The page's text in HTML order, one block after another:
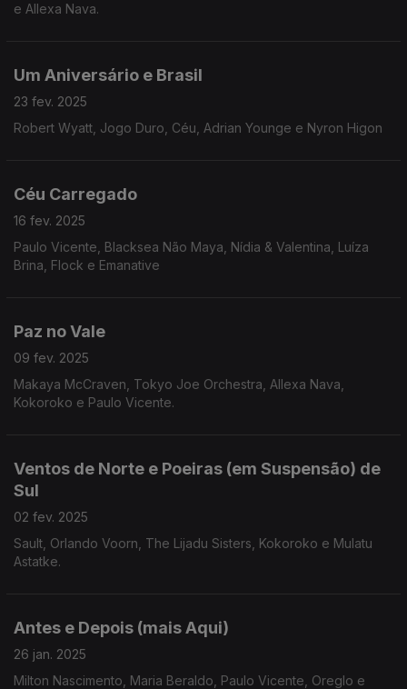
e Allexa Nava.
Um Aniversário e Brasil
23 fev. 2025
Robert Wyatt, Jogo Duro, Céu, Adrian Younge e Nyron Higon
Céu Carregado
16 fev. 2025
Paulo Vicente, Blacksea Não Maya, Nídia & Valentina, Luíza
Brina, Flock e Emanative
Paz no Vale
09 fev. 2025
Makaya McCraven, Tokyo Joe Orchestra, Allexa Nava,
Kokoroko e Paulo Vicente.
Ventos de Norte e Poeiras (em Suspensão) de
Sul
02 fev. 2025
Sault, Orlando Voorn, The Lijadu Sisters, Kokoroko e Mulatu
Astatke.
Antes e Depois (mais Aqui)
26 jan. 2025
Milton Nascimento, Maria Beraldo, Paulo Vicente, Oreglo e